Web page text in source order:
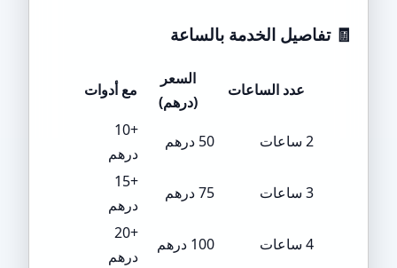
🧾تفاصيل الخدمة بالساعة
عدد الساعات
السعر
(درهم)
مع أدوات
2 ساعات 50 درهم
+10
درهم
3 ساعات
75 درهم
+15
درهم
4 ساعات
100 درهم
+20
درهم